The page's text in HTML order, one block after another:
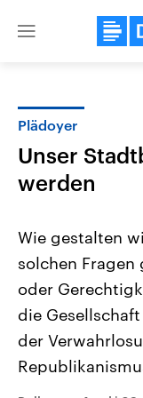
Close
Landtagswahl
2026
Alle Informationen
Sachsen-Anhalt
September 2026
Bundesland von
Plädoyer
Unser
werden
Wie gestalten
solchen
oder
die
der